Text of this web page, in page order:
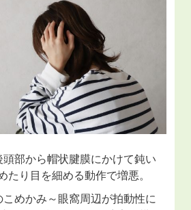
頭部から帽状腱膜にかけて鈍い
たり目を細める動作で増悪。
こめかみ～眼窩周辺が拍動性に